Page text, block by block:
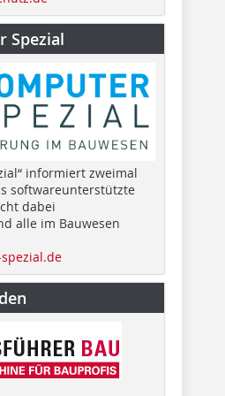
Spezial
informiert zweimal
softwareunterstützte
dabei
alle im Bauwesen